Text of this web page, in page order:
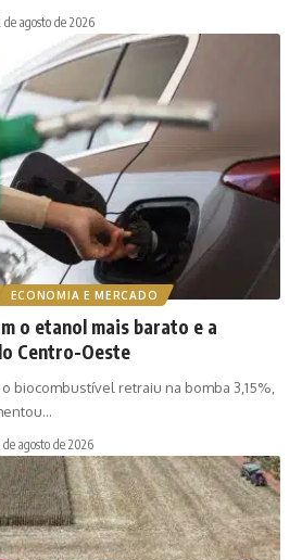
de agosto de 2026
ECONOMIA E MERCADO
o etanol mais barato e a
Centro-Oeste
biocombustível retraiu na bomba 3,15%,
de agosto de 2026